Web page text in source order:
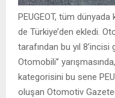
PEUGEOT, tüm
de Türkiye’den ekledi.
tarafından bu yıl 8’incisi
Otomobili” yarışmasında,
kategorisini bu sene
oluşan Otomotiv